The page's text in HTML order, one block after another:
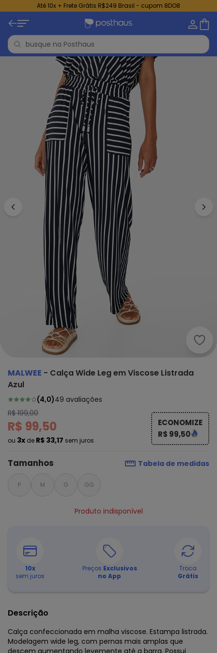
Até 10x + Frete Grátis R$249 Brasil - cupom 8DO8
MALWEE - Calça Wide Leg em Viscose Listrada
Azul
(4,0)49 avaliações
R$ 199,00
R$ 99,50
ou 3x de R$ 33,17 sem juros
ECONOMIZE
R$ 99,50
Tamanhos Tabela de medidas
P M G GG
Produto indisponível
10x
sem juros
Preços Exclusivos
no App
Troca
Grátis
Descrição
Calça confeccionada em malha viscose. Estampa listrada.
Modelagem wide leg, com pernas mais amplas que